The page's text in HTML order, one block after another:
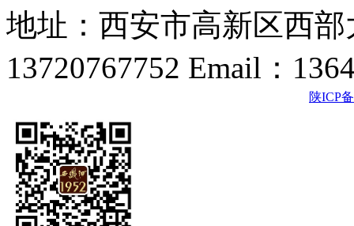
地址：西安市高新区西
13720767752 Email：
陕ICP